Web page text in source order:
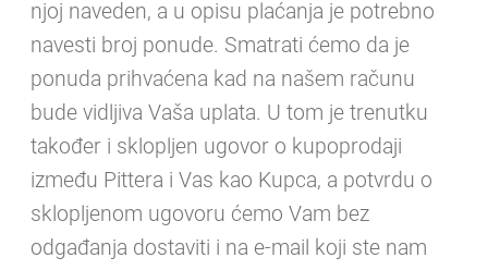
njoj naveden, a u opisu plaćanja je potrebno
navesti broj ponude. Smatrati ćemo da je
ponuda prihvaćena kad na našem računu
bude vidljiva Vaša uplata. U tom je trenutku
također i sklopljen ugovor o kupoprodaji
između Pittera i Vas kao Kupca, a potvrdu o
sklopljenom ugovoru ćemo Vam bez
odgađanja dostaviti i na e-mail koji ste nam